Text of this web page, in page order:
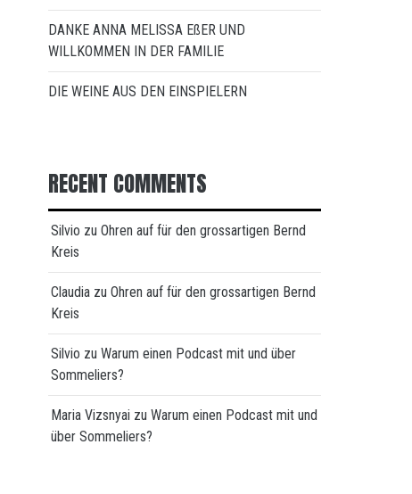
DANKE ANNA MELISSA EßER UND
WILLKOMMEN IN DER FAMILIE
DIE WEINE AUS DEN EINSPIELERN
RECENT COMMENTS
Silvio zu Ohren auf für den grossartigen Bernd
Kreis
Claudia zu Ohren auf für den grossartigen Bernd
Kreis
Silvio zu Warum einen Podcast mit und über
Sommeliers?
Maria Vizsnyai zu Warum einen Podcast mit und
über Sommeliers?